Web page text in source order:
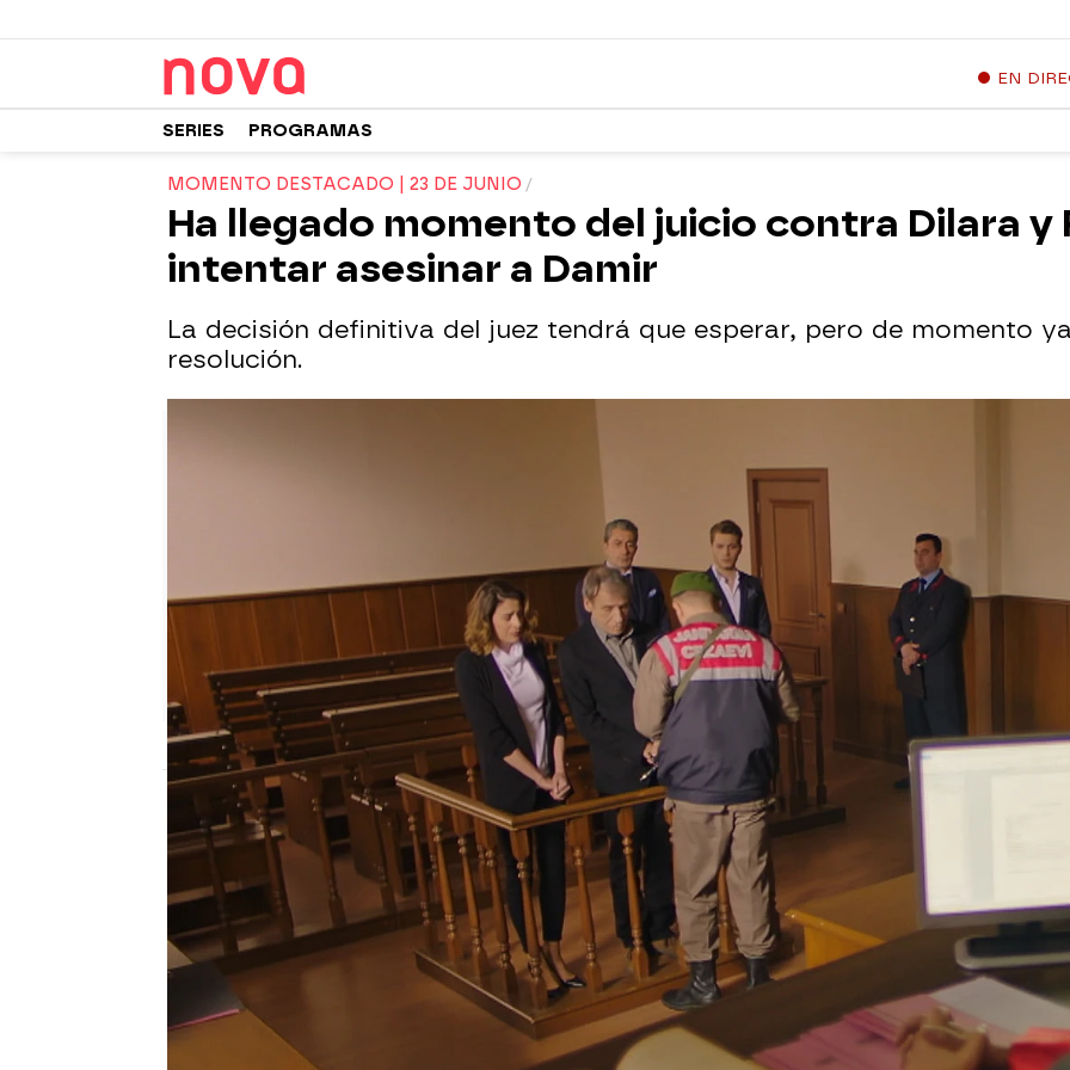
EN
SERIES PROGRAMAS
MOMENTO DESTACADO | 23 DE JUNIO
Ha llegado momento del juicio contra Dilara y
intentar asesinar a Damir
La decisión definitiva del juez tendrá que esperar, pero de momento
resolución.
Madrid
Publicado: 24 de junio de 2022, 08:27
WhatsappFacebook
Hazal recuerda el momento en el que su boda se convirtió en
pesadilla.Su madre Dilara se presentó de improviso y disparó a
quemarropa a Damirque ahora se debate en el hospital entre la
Ha llegado el momento de presentarse ante el juez.
Dilara y